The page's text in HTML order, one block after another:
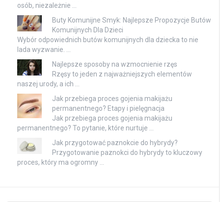
osób, niezależnie …
Buty Komunijne Smyk: Najlepsze Propozycje Butów
Komunijnych Dla Dzieci
Wybór odpowiednich butów komunijnych dla dziecka to nie
lada wyzwanie. …
Najlepsze sposoby na wzmocnienie rzęs
Rzęsy to jeden z najważniejszych elementów
naszej urody, a ich …
Jak przebiega proces gojenia makijażu
permanentnego? Etapy i pielęgnacja
Jak przebiega proces gojenia makijażu
permanentnego? To pytanie, które nurtuje …
Jak przygotować paznokcie do hybrydy?
Przygotowanie paznokci do hybrydy to kluczowy
proces, który ma ogromny …